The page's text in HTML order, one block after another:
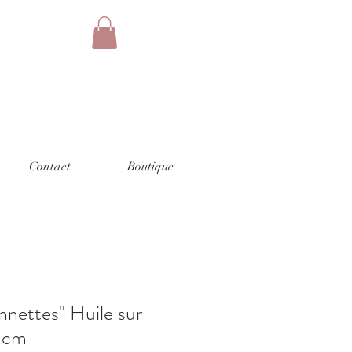
Contact Boutique
Huile sur